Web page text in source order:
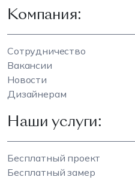
Компания:
Сотрудничество
Вакансии
Новости
Дизайнерам
Наши услуги:
Бесплатный проект
Бесплатный замер